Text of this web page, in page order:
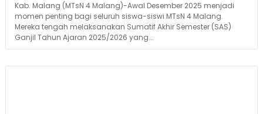
Kab. Malang (MTsN 4 Malang)-Awal Desember 2025 menjadi
momen penting bagi seluruh siswa-siswi MTsN 4 Malang.
Mereka tengah melaksanakan Sumatif Akhir Semester (SAS)
Ganjil Tahun Ajaran 2025/2026 yang...